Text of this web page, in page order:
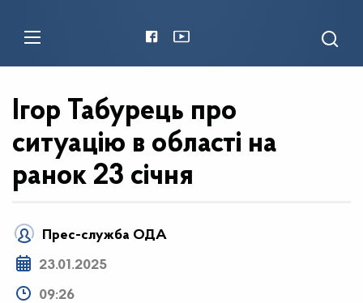
Ігор Табурець про
ситуацію в області на
ранок 23 січня
Прес-служба ОДА
23.01.2025
09:26